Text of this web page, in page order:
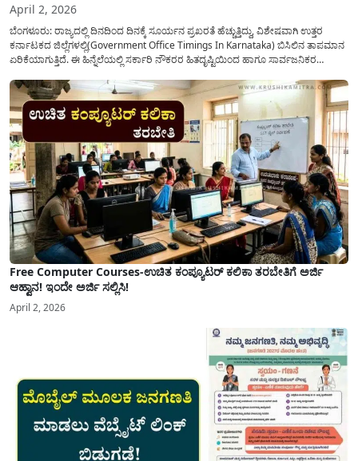
April 2, 2026
ಬೆಂಗಳೂರು: ರಾಜ್ಯದಲ್ಲಿ ದಿನದಿಂದ ದಿನಕ್ಕೆ ಸೂರ್ಯನ ಪ್ರಖರತೆ ಹೆಚ್ಚುತ್ತಿದ್ದು, ವಿಶೇಷವಾಗಿ ಉತ್ತರ
ಕರ್ನಾಟಕದ ಜಿಲ್ಲೆಗಳಲ್ಲಿ(Government Office Timings In Karnataka) ಬಿಸಿಲಿನ ತಾಪಮಾನ
ಏರಿಕೆಯಾಗುತ್ತಿದೆ. ಈ ಹಿನ್ನೆಲೆಯಲ್ಲಿ ಸರ್ಕಾರಿ ನೌಕರರ ಹಿತದೃಷ್ಟಿಯಿಂದ ಹಾಗೂ ಸಾರ್ವಜನಿಕರ
ಮತ್ತು ಕಲ್ಯಾಣ ಕರ್ನಾಟಕದ ಒಟ್ಟು 9 ಜಿಲ್ಲೆಗಳಲ್ಲಿ ಏಪ್ರಿಲ್...
Free Computer Courses-ಉಚಿತ ಕಂಪ್ಯೂಟರ್ ಕಲಿಕಾ ತರಬೇತಿಗೆ ಅರ್ಜಿ
ಆಹ್ವಾನ! ಇಂದೇ ಅರ್ಜಿ ಸಲ್ಲಿಸಿ!
April 2, 2026